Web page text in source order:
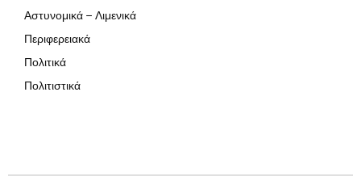
Αστυνομικά – Λιμενικά
Περιφερειακά
Πολιτικά
Πολιτιστικά